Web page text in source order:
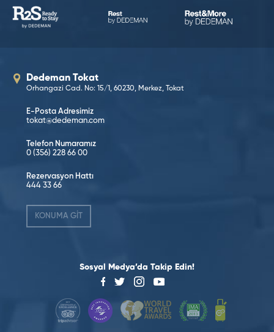
Dedeman Tokat
Orhangazi Cad. No: 15/1, 60230, Merkez, Tokat
E-Posta Adresimiz
tokat@dedeman.com
Telefon Numaramız
0 (356) 228 66 00
Rezervasyon Hattı
444 33 66
KONUMA GİT
Sosyal Medya’da Takip Edin!